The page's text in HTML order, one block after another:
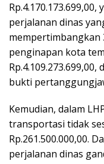
perjalanan dinas
mempertimbangkan
penginapan kota
bukti
Kemudian, dalam
transportasi tidak
Rp.261.500.000,00.
perjalanan dinas